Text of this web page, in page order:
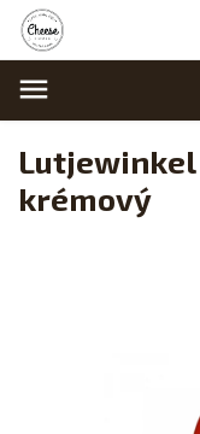
Lutjewinkel
krémový